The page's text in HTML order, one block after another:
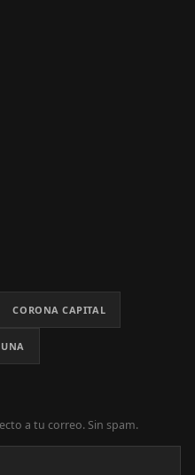
CORONA CAPITAL
a tu correo. Sin spam.